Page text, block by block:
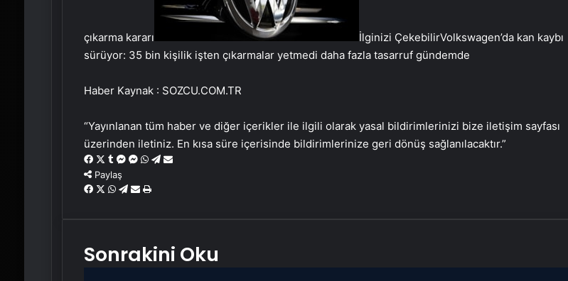
çıkarma kararı İlginizi ÇekebilirVolkswagen’da kan kaybı
sürüyor: 35 bin kişilik işten çıkarmalar yetmedi daha fazla tasarruf gündemde
Haber Kaynak : SOZCU.COM.TR
“Yayınlanan tüm haber ve diğer içerikler ile ilgili olarak yasal bildirimlerinizi bize iletişim sayfası
üzerinden iletiniz. En kısa süre içerisinde bildirimlerinize geri dönüş sağlanılacaktır.”
Facebook
X Tumblr
Messenger
Messenger
WhatsApp
Telegram
Email'den
Paylaş
Facebook
X WhatsApp
Telegram
Email'den
Yaz
Sonrakini Oku
Nişantaşı Üniversitesi’nden 2026
YKS Adaylarına Çifte Güvence:
ve Web Tasarım Ajansı